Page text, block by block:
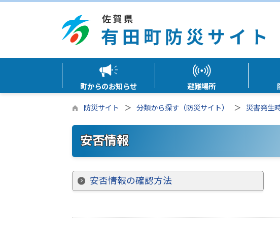
町からのお知らせ 避難場所
防災サイト 分類から探す（防災サイト） 災害発生
安否情報
安否情報の確認方法